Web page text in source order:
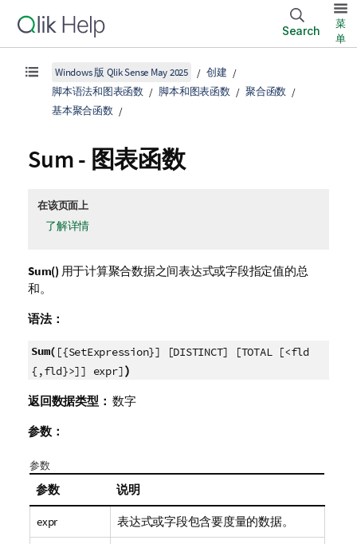
Search
菜
单
Windows 版 Qlik Sense May 2025
创建
脚本语法和图表函数
脚本和图表函数
聚合函数
基本聚合函数
Sum- 图表函数
在该页面上
了解详情
Sum() 用于计算聚合数据之间表达式或字段指定值的总
和。
语法：
Sum( [{SetExpression}] [DISTINCT] [TOTAL [<fld
{,fld}>]] expr])
返回数据类型： 数字
参数：
参数
参数 说明
expr 表达式或字段包含要度量的数据。